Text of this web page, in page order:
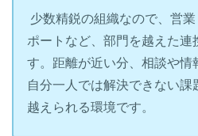
少数精鋭の組織なので、営
ポートなど、部門を越えた連
す。距離が近い分、相談や情
自分一人では解決できない課
越えられる環境です。